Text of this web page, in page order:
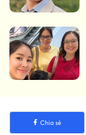
Chia sẻ